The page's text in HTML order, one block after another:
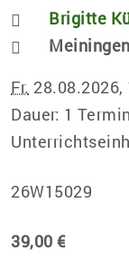
Brigitte
Fr. 28.08.2026,
Dauer: 1
26W15029
39,00 €